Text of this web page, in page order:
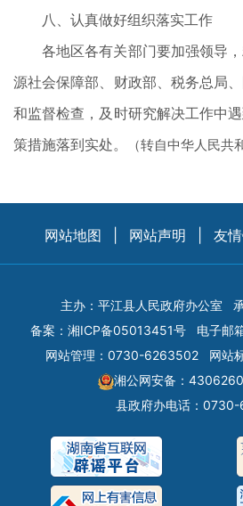
八、认真做好组织落实工作
各地区各有关部门要加强领导
源社会保障部、财政部、税务总局
和监督检查，及时研究解决工作中
策措施落到实处。
（转自中华人民共
网站地图 网站声明 友
主办：平江县人民政府办公室
备案： 湘ICP备05013451号 电子邮
网站管理：0730-6263502
网站
湘公网安备：
县政府办电话：